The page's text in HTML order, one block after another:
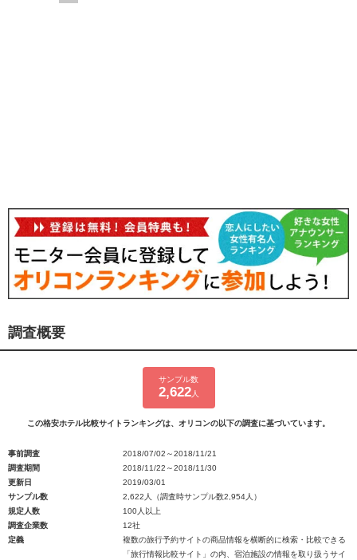
調査概要
サンプル数
2,622人
この格安ホテル比較サイトランキングは、オリコンの以下の調査に基づいています。
事前調査
2018/07/02～2018/11/21
調査期間
2018/11/22～2018/11/30
更新日
2019/03/01
サンプル数
2,622人（調査時サンプル数2,954人）
規定人数
100人以上
調査企業数
12社
定義
複数の旅行予約サイトの商品情報を横断的に検索・比較できる
「旅行情報比較サイト」の内、宿泊施設の情報を取り扱うサイ